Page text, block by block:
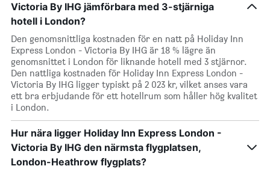
Victoria By IHG jämförbara med 3-stjärniga
hotell i London?
Den genomsnittliga kostnaden för en natt på Holiday Inn
Express London - Victoria By IHG är 18 % lägre än
genomsnittet i London för liknande hotell med 3 stjärnor.
Den nattliga kostnaden för Holiday Inn Express London -
Victoria By IHG ligger typiskt på 2 023 kr, vilket anses vara
ett bra erbjudande för ett hotellrum som håller hög kvalitet
i London.
Hur nära ligger Holiday Inn Express London -
Victoria By IHG den närmsta flygplatsen,
London-Heathrow flygplats?